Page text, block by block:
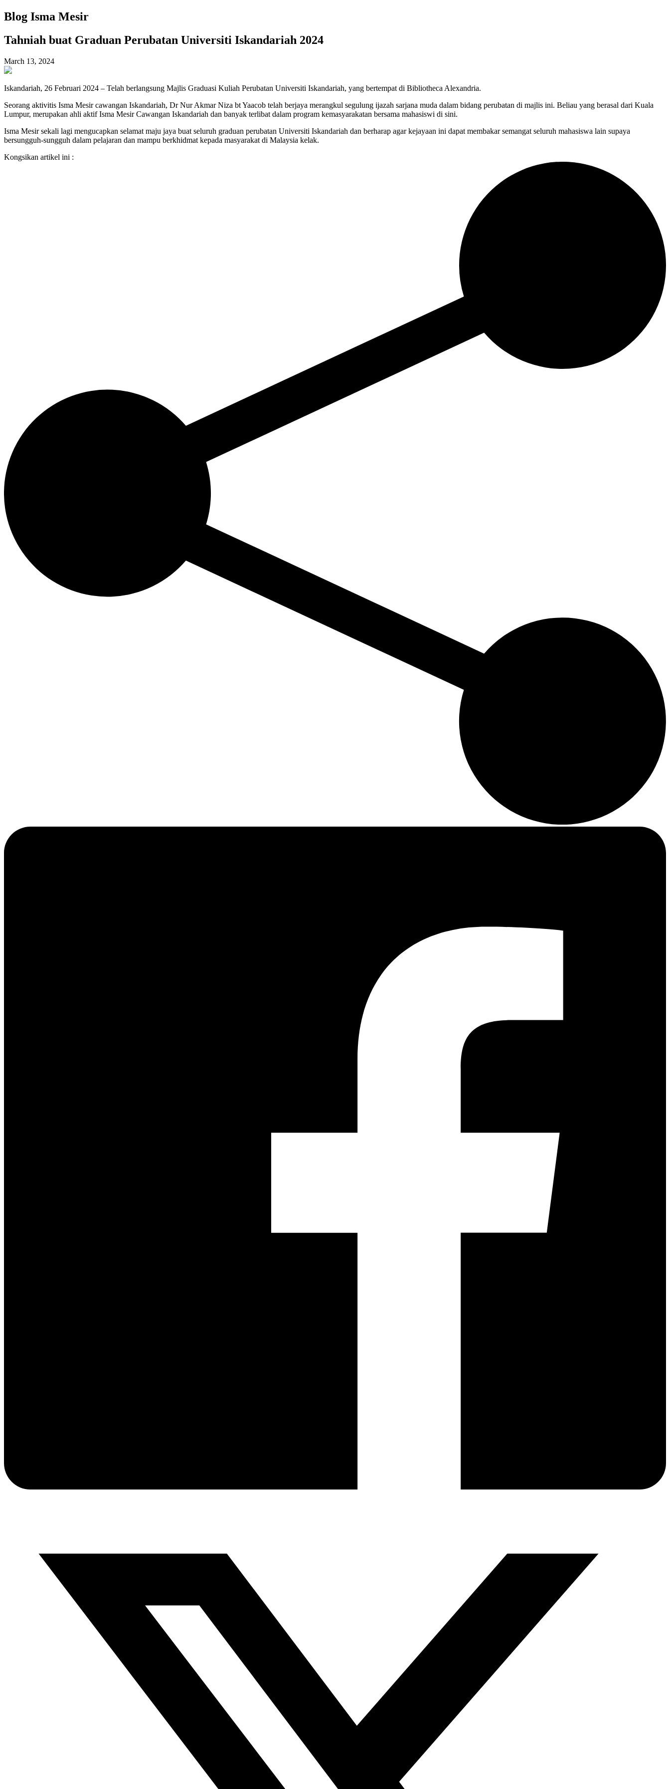
Blog Isma Mesir
Tahniah buat Graduan Perubatan Universiti Iskandariah 2024
March 13, 2024
Iskandariah, 26 Februari 2024 – Telah berlangsung Majlis Graduasi Kuliah Perubatan Universiti Iskandariah, yang bertempat di Bibliotheca Alexandria.
Seorang aktivitis Isma Mesir cawangan Iskandariah, Dr Nur Akmar Niza bt Yaacob telah berjaya merangkul segulung ijazah sarjana muda dalam bidang perubatan di majlis ini. Beliau yang berasal dari Kuala
Lumpur, merupakan ahli aktif Isma Mesir Cawangan Iskandariah dan banyak terlibat dalam program kemasyarakatan bersama mahasiswi di sini.
Isma Mesir sekali lagi mengucapkan selamat maju jaya buat seluruh graduan perubatan Universiti Iskandariah dan berharap agar kejayaan ini dapat membakar semangat seluruh mahasiswa lain supaya
bersungguh-sungguh dalam pelajaran dan mampu berkhidmat kepada masyarakat di Malaysia kelak.
Kongsikan artikel ini :